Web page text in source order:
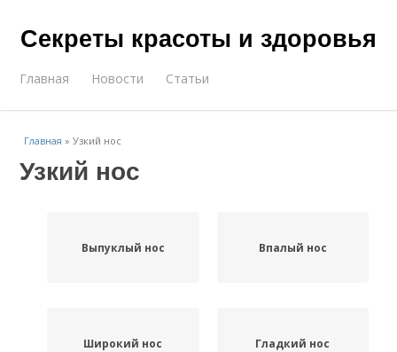
Секреты красоты и здоровья
Главная Новости Статьи
Главная »Узкий нос
Узкий нос
Выпуклый нос Впалый нос
Широкий нос Гладкий нос